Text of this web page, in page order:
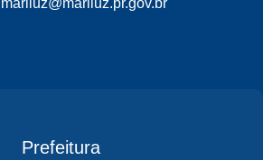
mariluz@mariluz.pr.gov.br
Prefeitura